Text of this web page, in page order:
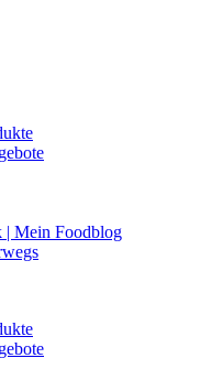
| Mein Foodblog